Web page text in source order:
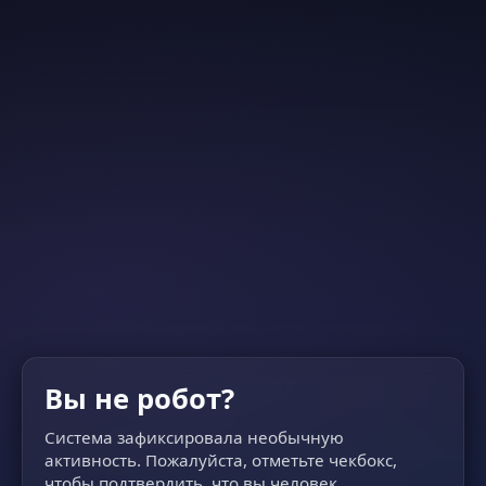
Вы не робот?
Система зафиксировала необычную
активность. Пожалуйста, отметьте чекбокс,